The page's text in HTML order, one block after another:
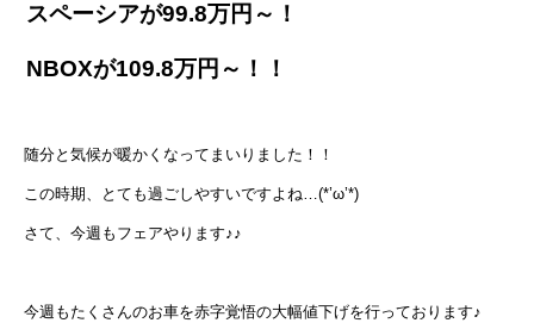
スペーシアが99.8万円～！
NBOXが109.8万円～！！
随分と気候が暖かくなってまいりました！！
この時期、とても過ごしやすいですよね…(*’ω’*)
さて、今週もフェアやります♪♪
今週もたくさんのお車を赤字覚悟の大幅値下げを行っております♪